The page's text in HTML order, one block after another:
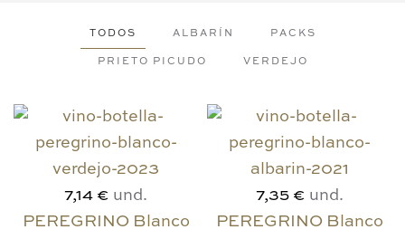
TODOS ALBARÍN PACKS
PRIETO PICUDO VERDEJO
7,14 € und.
PEREGRINO Blanco
7,35 € und.
PEREGRINO Blanco